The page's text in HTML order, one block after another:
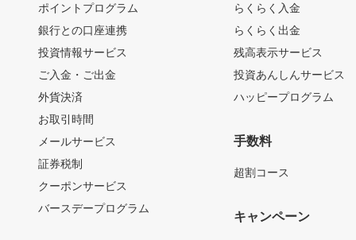
ポイントプログラム
銀行との口座連携
投資情報サービス
ご入金・ご出金
外貨決済
お取引時間
メールサービス
証券税制
クーポンサービス
バースデープログラム
らくらく入金
らくらく出金
残高表示サービス
投資あんしんサービス
ハッピープログラム
手数料
超割コース
キャンペーン